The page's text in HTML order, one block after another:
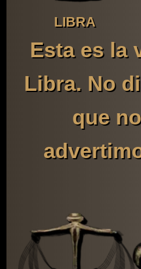
LIBRA
Esta es la
Libra. No
que